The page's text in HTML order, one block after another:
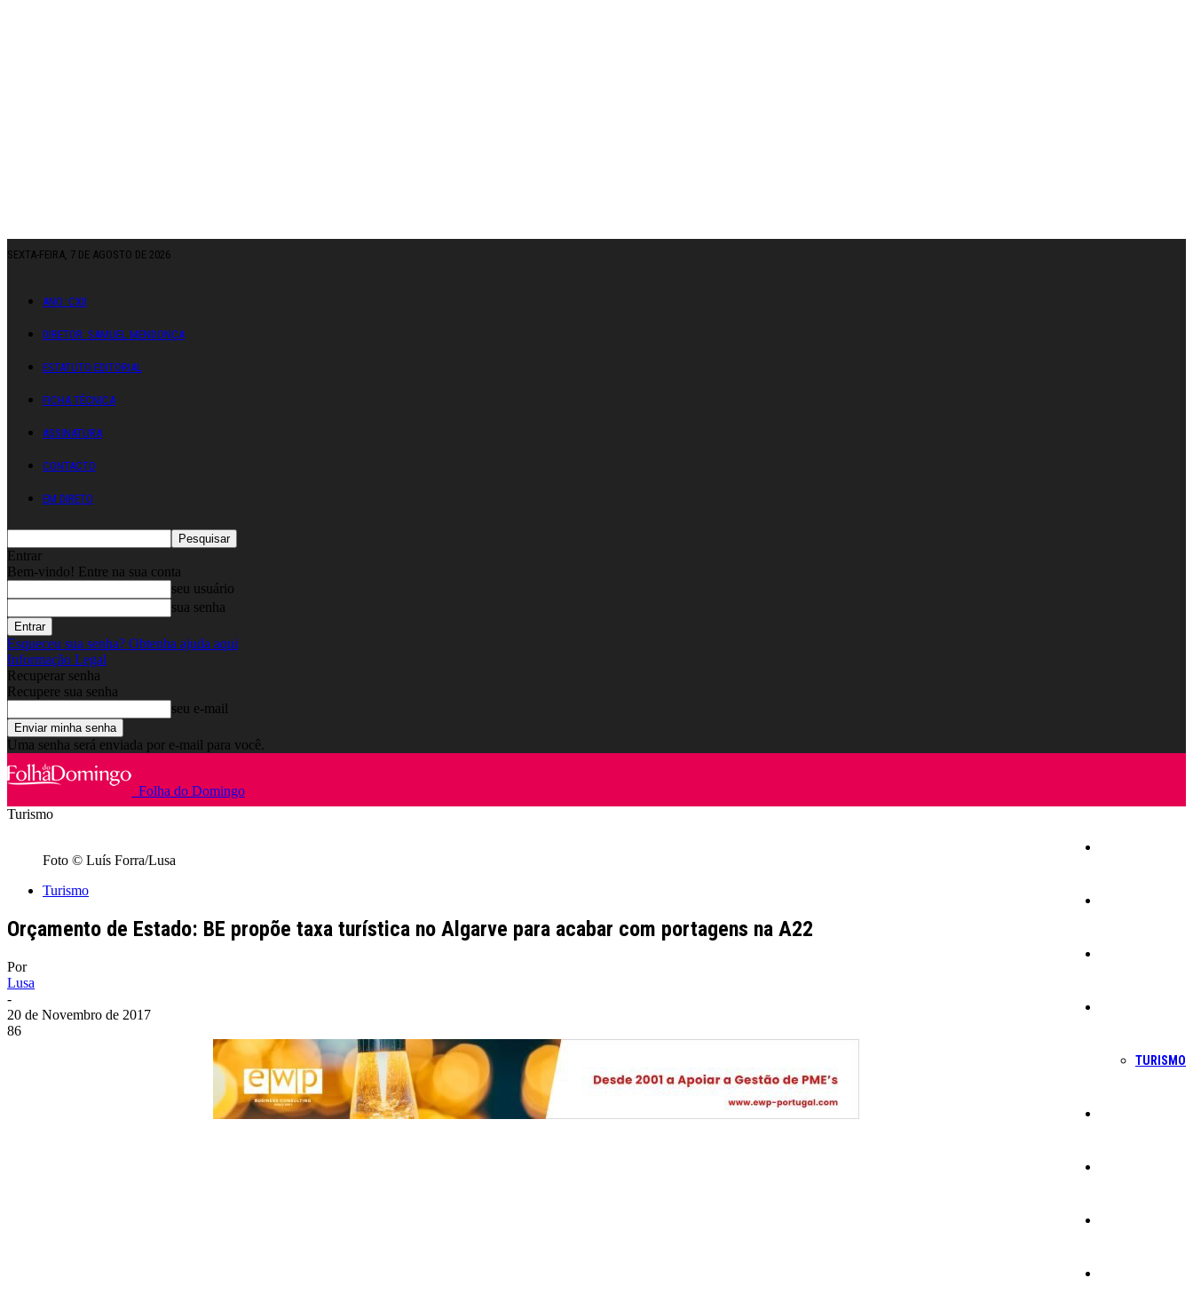
SEXTA-FEIRA, 7 DE AGOSTO DE 2026
ANO: CXII
DIRETOR: SAMUEL MENDONÇA
ESTATUTO EDITORIAL
FICHA TÉCNICA
ASSINATURA
CONTACTO
EM DIRETO
Entrar
Bem-vindo! Entre na sua conta
seu usuário
sua senha
Esqueceu sua senha? Obtenha ajuda aqui
Informação Legal
Recuperar senha
Recupere sua senha
seu e-mail
Uma senha será enviada por e-mail para você.
Folha do Domingo
TURISMO
Turismo
Foto © Luís Forra/Lusa
Turismo
Orçamento de Estado: BE propõe taxa turística no Algarve para acabar com portagens na A22
Por
Lusa
-
20 de Novembro de 2017
86